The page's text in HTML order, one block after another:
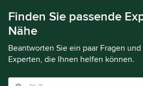
Finden Sie passende
Nähe
Beantworten Sie ein paar Fragen
Experten, die Ihnen helfen können.